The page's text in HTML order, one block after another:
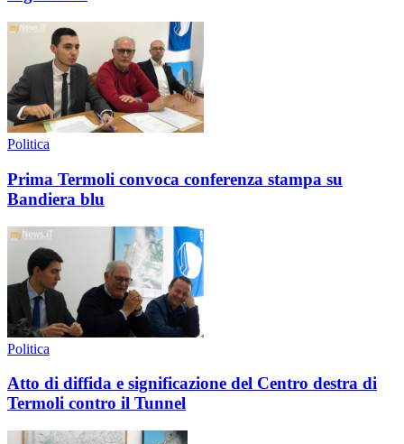
Politica
Prima Termoli convoca conferenza stampa su
Bandiera blu
Politica
Atto di diffida e significazione del Centro destra di
Termoli contro il Tunnel